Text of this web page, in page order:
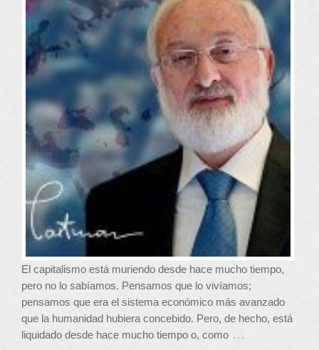
El capitalismo está muriendo desde hace mucho tiempo,
pero no lo sabíamos. Pensamos que lo vivíamos;
pensamos que era el sistema económico más avanzado
que la humanidad hubiera concebido. Pero, de hecho, está
liquidado desde hace mucho tiempo o, como …